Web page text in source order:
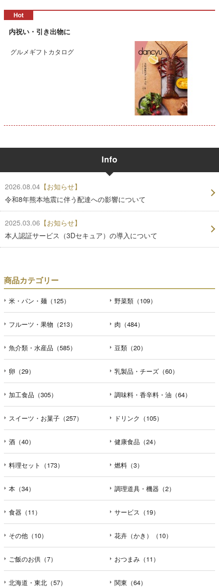
内祝い・引き出物に
グルメギフトカタログ
2026.08.04 【お知らせ】
令和8年熊本地震に伴う配達への影響について
2025.03.06 【お知らせ】
本人認証サービス（3Dセキュア）の導入について
商品カテゴリー
米・パン・麺（125） 野菜類（109）
フルーツ・果物（213） 肉（484）
魚介類・水産品（585） 豆類（20）
卵（29） 乳製品・チーズ（60）
加工食品（305） 調味料・香辛料・油（64）
スイーツ・お菓子（257） ドリンク（105）
酒（40） 健康食品（24）
料理セット（173） 燃料（3）
本（34） 調理道具・機器（2）
食器（11） サービス（19）
その他（10） 花卉（かき）（10）
ご飯のお供（7） おつまみ（11）
北海道・東北（57） 関東（64）